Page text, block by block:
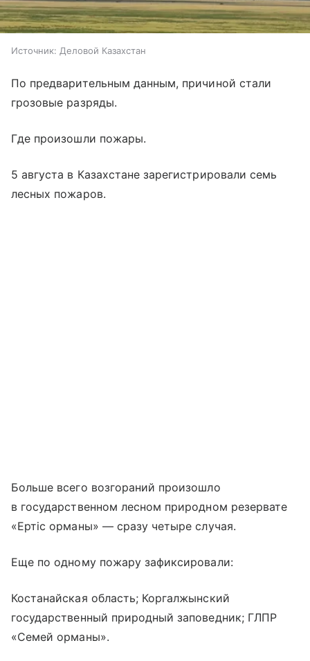
Источник: Деловой Казахстан
По предварительным данным, причиной стали
грозовые разряды.
Где произошли пожары.
5 августа в Казахстане зарегистрировали семь
лесных пожаров.
Больше всего возгораний произошло
в государственном лесном природном резервате
«Ертіс орманы» — сразу четыре случая.
Еще по одному пожару зафиксировали:
Костанайская область; Коргалжынский
государственный природный заповедник; ГЛПР
«Семей орманы».